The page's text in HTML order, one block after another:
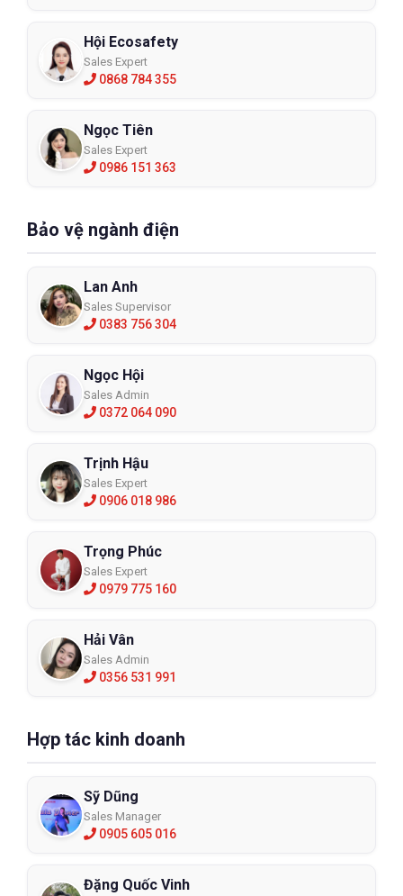
Hội Ecosafety
Sales Expert
0868 784 355
Ngọc Tiên
Sales Expert
0986 151 363
Bảo vệ ngành điện
Lan Anh
Sales Supervisor
0383 756 304
Ngọc Hội
Sales Admin
0372 064 090
Trịnh Hậu
Sales Expert
0906 018 986
Trọng Phúc
Sales Expert
0979 775 160
Hải Vân
Sales Admin
0356 531 991
Hợp tác kinh doanh
Sỹ Dũng
Sales Manager
0905 605 016
Đặng Quốc Vinh